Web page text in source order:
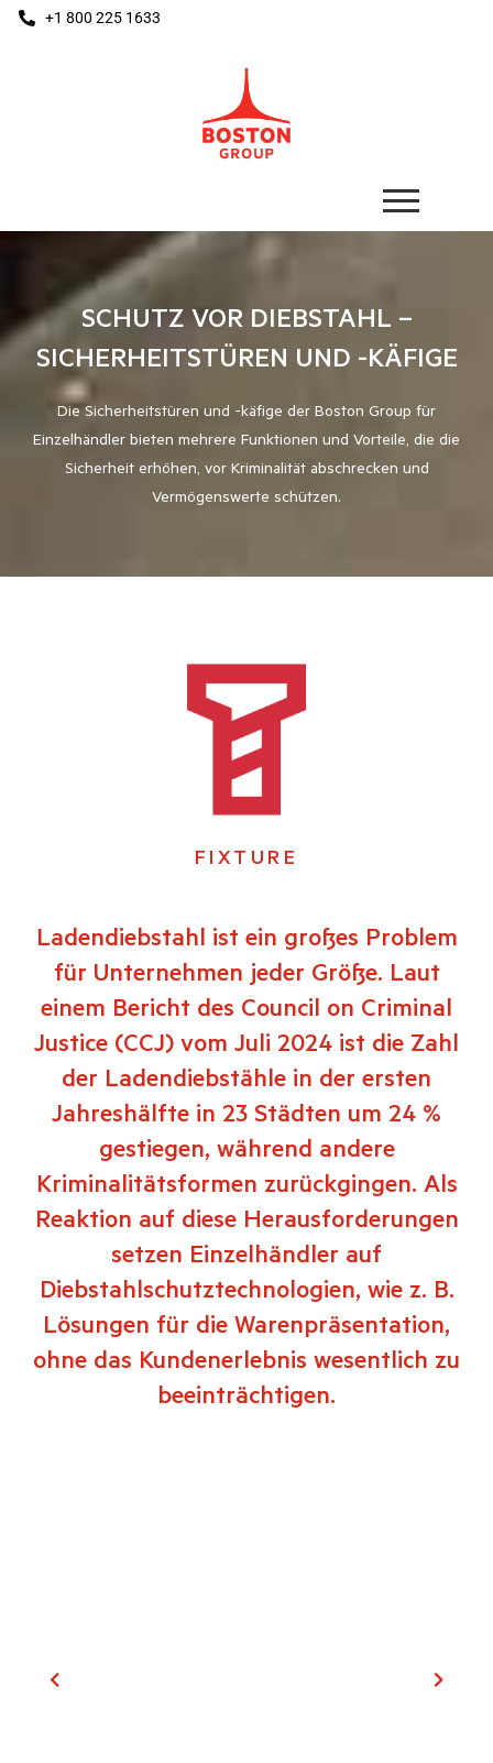
+1 800 225 1633
SCHUTZ VOR DIEBSTAHL –
SICHERHEITSTÜREN UND -KÄFIGE
Die Sicherheitstüren und -käfige der Boston Group für
Einzelhändler bieten mehrere Funktionen und Vorteile, die die
Sicherheit erhöhen, vor Kriminalität abschrecken und
Vermögenswerte schützen.
FIXTURE
Ladendiebstahl ist ein großes Problem
für Unternehmen jeder Größe. Laut
einem Bericht des Council on Criminal
Justice (CCJ) vom Juli 2024 ist die Zahl
der Ladendiebstähle in der ersten
Jahreshälfte in 23 Städten um 24 %
gestiegen, während andere
Kriminalitätsformen zurückgingen. Als
Reaktion auf diese Herausforderungen
setzen Einzelhändler auf
Diebstahlschutztechnologien, wie z. B.
Lösungen für die Warenpräsentation,
ohne das Kundenerlebnis wesentlich zu
beeinträchtigen.